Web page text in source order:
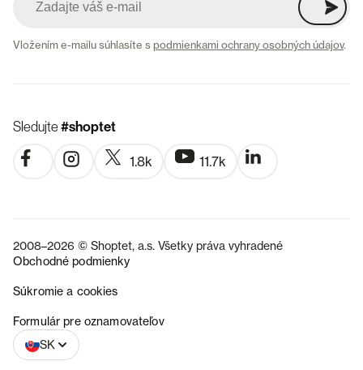
Vložením e-mailu súhlasíte spodmienkami ochrany osobných údajov.
Sledujte#shoptet
1.8k 11.7k
2008–2026 © Shoptet, a.s. Všetky práva vyhradené
Obchodné podmienky
Súkromie a cookies
Formulár pre oznamovateľov
SK